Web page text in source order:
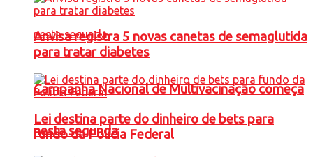
Campanha Nacional de Multivacinação começa
nesta segunda
Anvisa registra 5 novas canetas de semaglutida
para tratar diabetes
Lei destina parte do dinheiro de bets para
fundo da Polícia Federal